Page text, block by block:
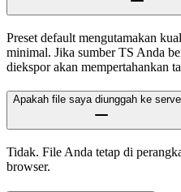
Preset default mengutamakan
minimal. Jika sumber TS Anda
diekspor akan mempertahankan
Apakah file saya diunggah ke
Tidak. File Anda tetap di
browser.